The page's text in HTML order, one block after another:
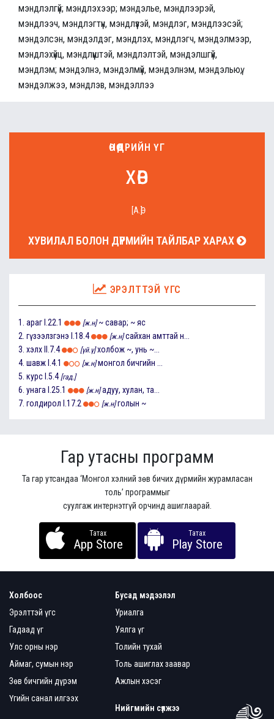
мэндлэлгүй; мэндлэхээр; мэндэлье, мэндлээрэй,
мэндлээч, мэндлэгтүн, мэндлүүзэй, мэндлэг, мэндлээсэй;
мэндэлсэн, мэндэлдэг, мэндлэх, мэндлэгч, мэндэлмээр,
мэндлэхүйц, мэндлүүштэй, мэндлэлтэй, мэндэлшгүй,
мэндлэм; мэндэлнэ, мэндэлмүй, мэндэлнэм, мэндэльюү,
мэндэлжээ, мэндлэв, мэндэллээ
ӨНӨӨДРИЙН ҮГ
хөв
[А.Ө]
ХУВИЛАЛ БОЛОН ДҮРМИЙН ТАЙЛБАР ХАРАХ
ЭРЭЛТТЭЙ ҮГС
1. араг I.22.1 [ж.н] ~ савар; ~ яс
2. гүзээлзгэнэ I.18.4 [ж.н] сайхан амттай н...
3. хэлх II.7.4 [үй.ү] холбож ~, унь ~...
4. шавж I.4.1 [ж.н] монгол бичгийн ...
5. курс I.5.4 [гад.]
6. унага I.25.1 [ж.н] адуу, хулан, та...
7. голдирол I.17.2 [ж.н] голын ~
Гар утасны программ
Та гар утсандаа ‘Монгол хэлний зөв бичих дүрмийн журамласан
толь’ программыг
суулгаж интернэтгүй орчинд ашиглаарай.
Татах
App Store
Татах
Play Store
Холбоос
Эрэлттэй үгс
Гадаад үг
Улс орны нэр
Аймаг, сумын нэр
Зөв бичгийн дүрэм
Үгийн санал илгээх
Бусад мэдээлэл
Уриалга
Уялга үг
Толийн тухай
Толь ашиглах заавар
Ажлын хэсэг
Нийгмийн сүлжээ